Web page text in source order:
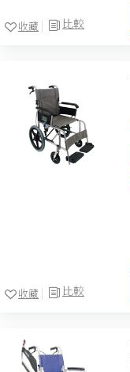
比較
收藏
比較
收藏